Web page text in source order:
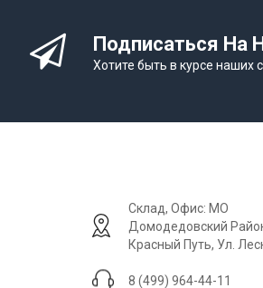
Подписаться На
Хотите быть в курсе наших
Склад, Офис: МО
Домодедовский
Красный Путь, Ул.
8 (499) 964-44-11